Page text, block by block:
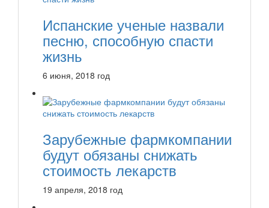
Испанские ученые назвали
песню, способную спасти
жизнь
6 июня, 2018 год
Зарубежные фармкомпании
будут обязаны снижать
стоимость лекарств
19 апреля, 2018 год